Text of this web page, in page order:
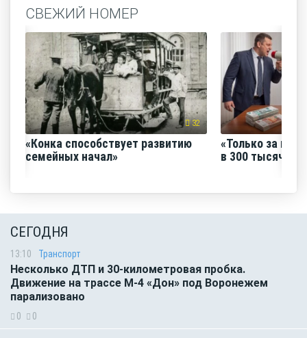
СВЕЖИЙ НОМЕР
32
«Конка способствует развитию
семейных начал»
«Только за
в 300 тысяч
СЕГОДНЯ
13:10 Транспорт
Несколько ДТП и 30-километровая пробка.
Движение на трассе М-4 «Дон» под Воронежем
парализовано
0 0